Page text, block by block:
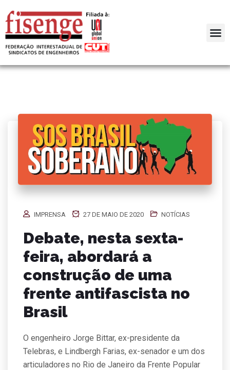
IMPRENSA 27 DE MAIO DE 2020 NOTÍCIAS
Debate, nesta sexta-
feira, abordará a
construção de uma
frente antifascista no
Brasil
O engenheiro Jorge Bittar, ex-presidente da
Telebras, e Lindbergh Farias, ex-senador e um dos
articuladores no Rio de Janeiro da Frente Popular